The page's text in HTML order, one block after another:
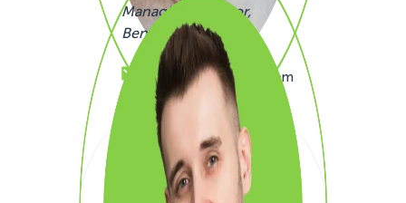
Managing Director,
Benelux
+32480205199
thomas.simono@sigli.com